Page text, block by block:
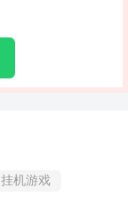
挂机游戏